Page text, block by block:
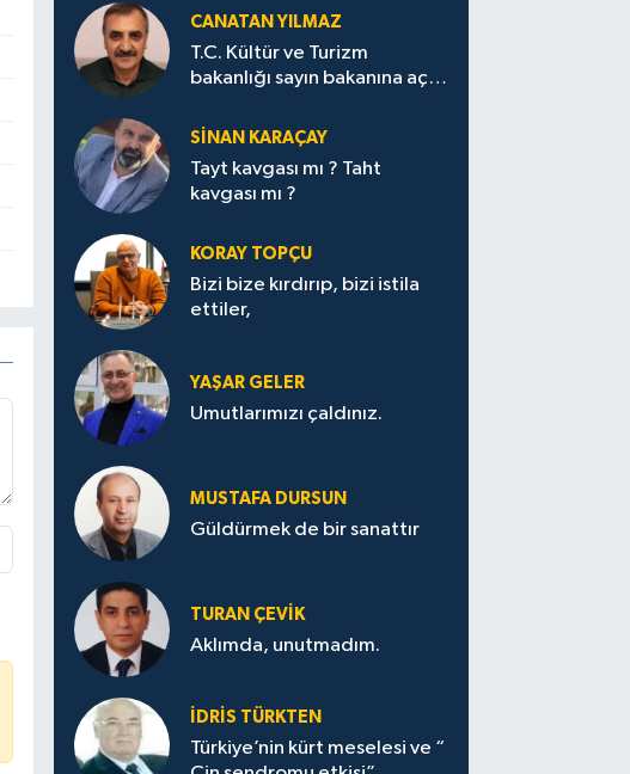
CANATAN YILMAZ
T.C. Kültür ve Turizm
bakanlığı sayın bakanına açık
SİNAN KARAÇAY
Tayt kavgası mı ? Taht
kavgası mı ?
KORAY TOPÇU
Bizi bize kırdırıp, bizi istila
ettiler,
YAŞAR GELER
Umutlarımızı çaldınız.
MUSTAFA DURSUN
Güldürmek de bir sanattır
TURAN ÇEVİK
Aklımda, unutmadım.
İDRİS TÜRKTEN
Türkiye’nin kürt meselesi ve “